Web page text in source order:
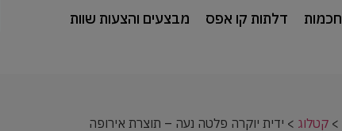
דלתות קו אפס מבצעים והצעות שוות
> קטלוג > ידית יוקרה פלטה נעה – תוצרת אירופה